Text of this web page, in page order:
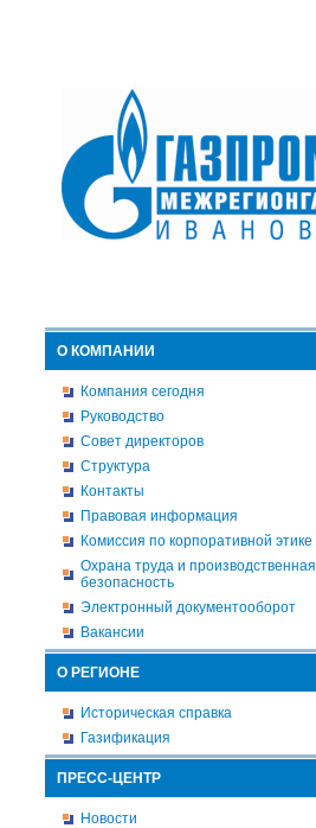
О КОМПАНИИ
Компания сегодня
Руководство
Совет директоров
Структура
Контакты
Правовая информация
Комиссия по корпоративной этике
Охрана труда и производственная
безопасность
Электронный документооборот
Вакансии
О РЕГИОНЕ
Историческая справка
Газификация
ПРЕСС-ЦЕНТР
Новости